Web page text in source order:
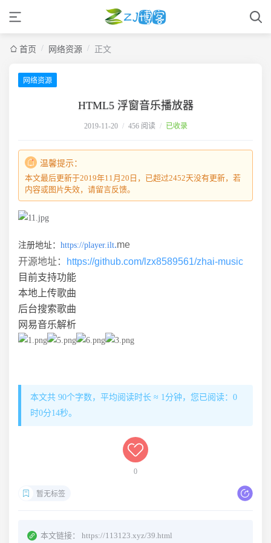
首页 / 网络资源 / 正文
网络资源
HTML5 浮窗音乐播放器
2019-11-20 / 456 阅读 / 已收录
温馨提示：
本文最后更新于2019年11月20日，已超过2452天没有更新，若
内容或图片失效，请留言反馈。
注册地址： https://player.ilt.me
开源地址：
https://github.com/lzx8589561/zhai-music
目前支持功能
本地上传歌曲
后台搜索歌曲
网易音乐解析
本文共 90个字数，平均阅读时长 ≈ 1分钟，您已阅读：0
时0分14秒。
0
暂无标签
本文链接： https://113123.xyz/39.html